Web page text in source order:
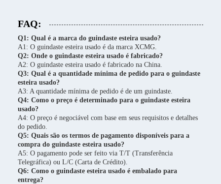
FAQ:
Q1: Qual é a marca do guindaste esteira usado?
A1: O guindaste esteira usado é da marca XCMG.
Q2: Onde o guindaste esteira usado é fabricado?
A2: O guindaste esteira usado é fabricado na China.
Q3: Qual é a quantidade mínima de pedido para o guindaste
esteira usado?
A3: A quantidade mínima de pedido é de um guindaste.
Q4: Como o preço é determinado para o guindaste esteira
usado?
A4: O preço é negociável com base em seus requisitos e detalhes
do pedido.
Q5: Quais são os termos de pagamento disponíveis para a
compra do guindaste esteira usado?
A5: O pagamento pode ser feito via T/T (Transferência
Telegráfica) ou L/C (Carta de Crédito).
Q6: Como o guindaste esteira usado é embalado para
entrega?